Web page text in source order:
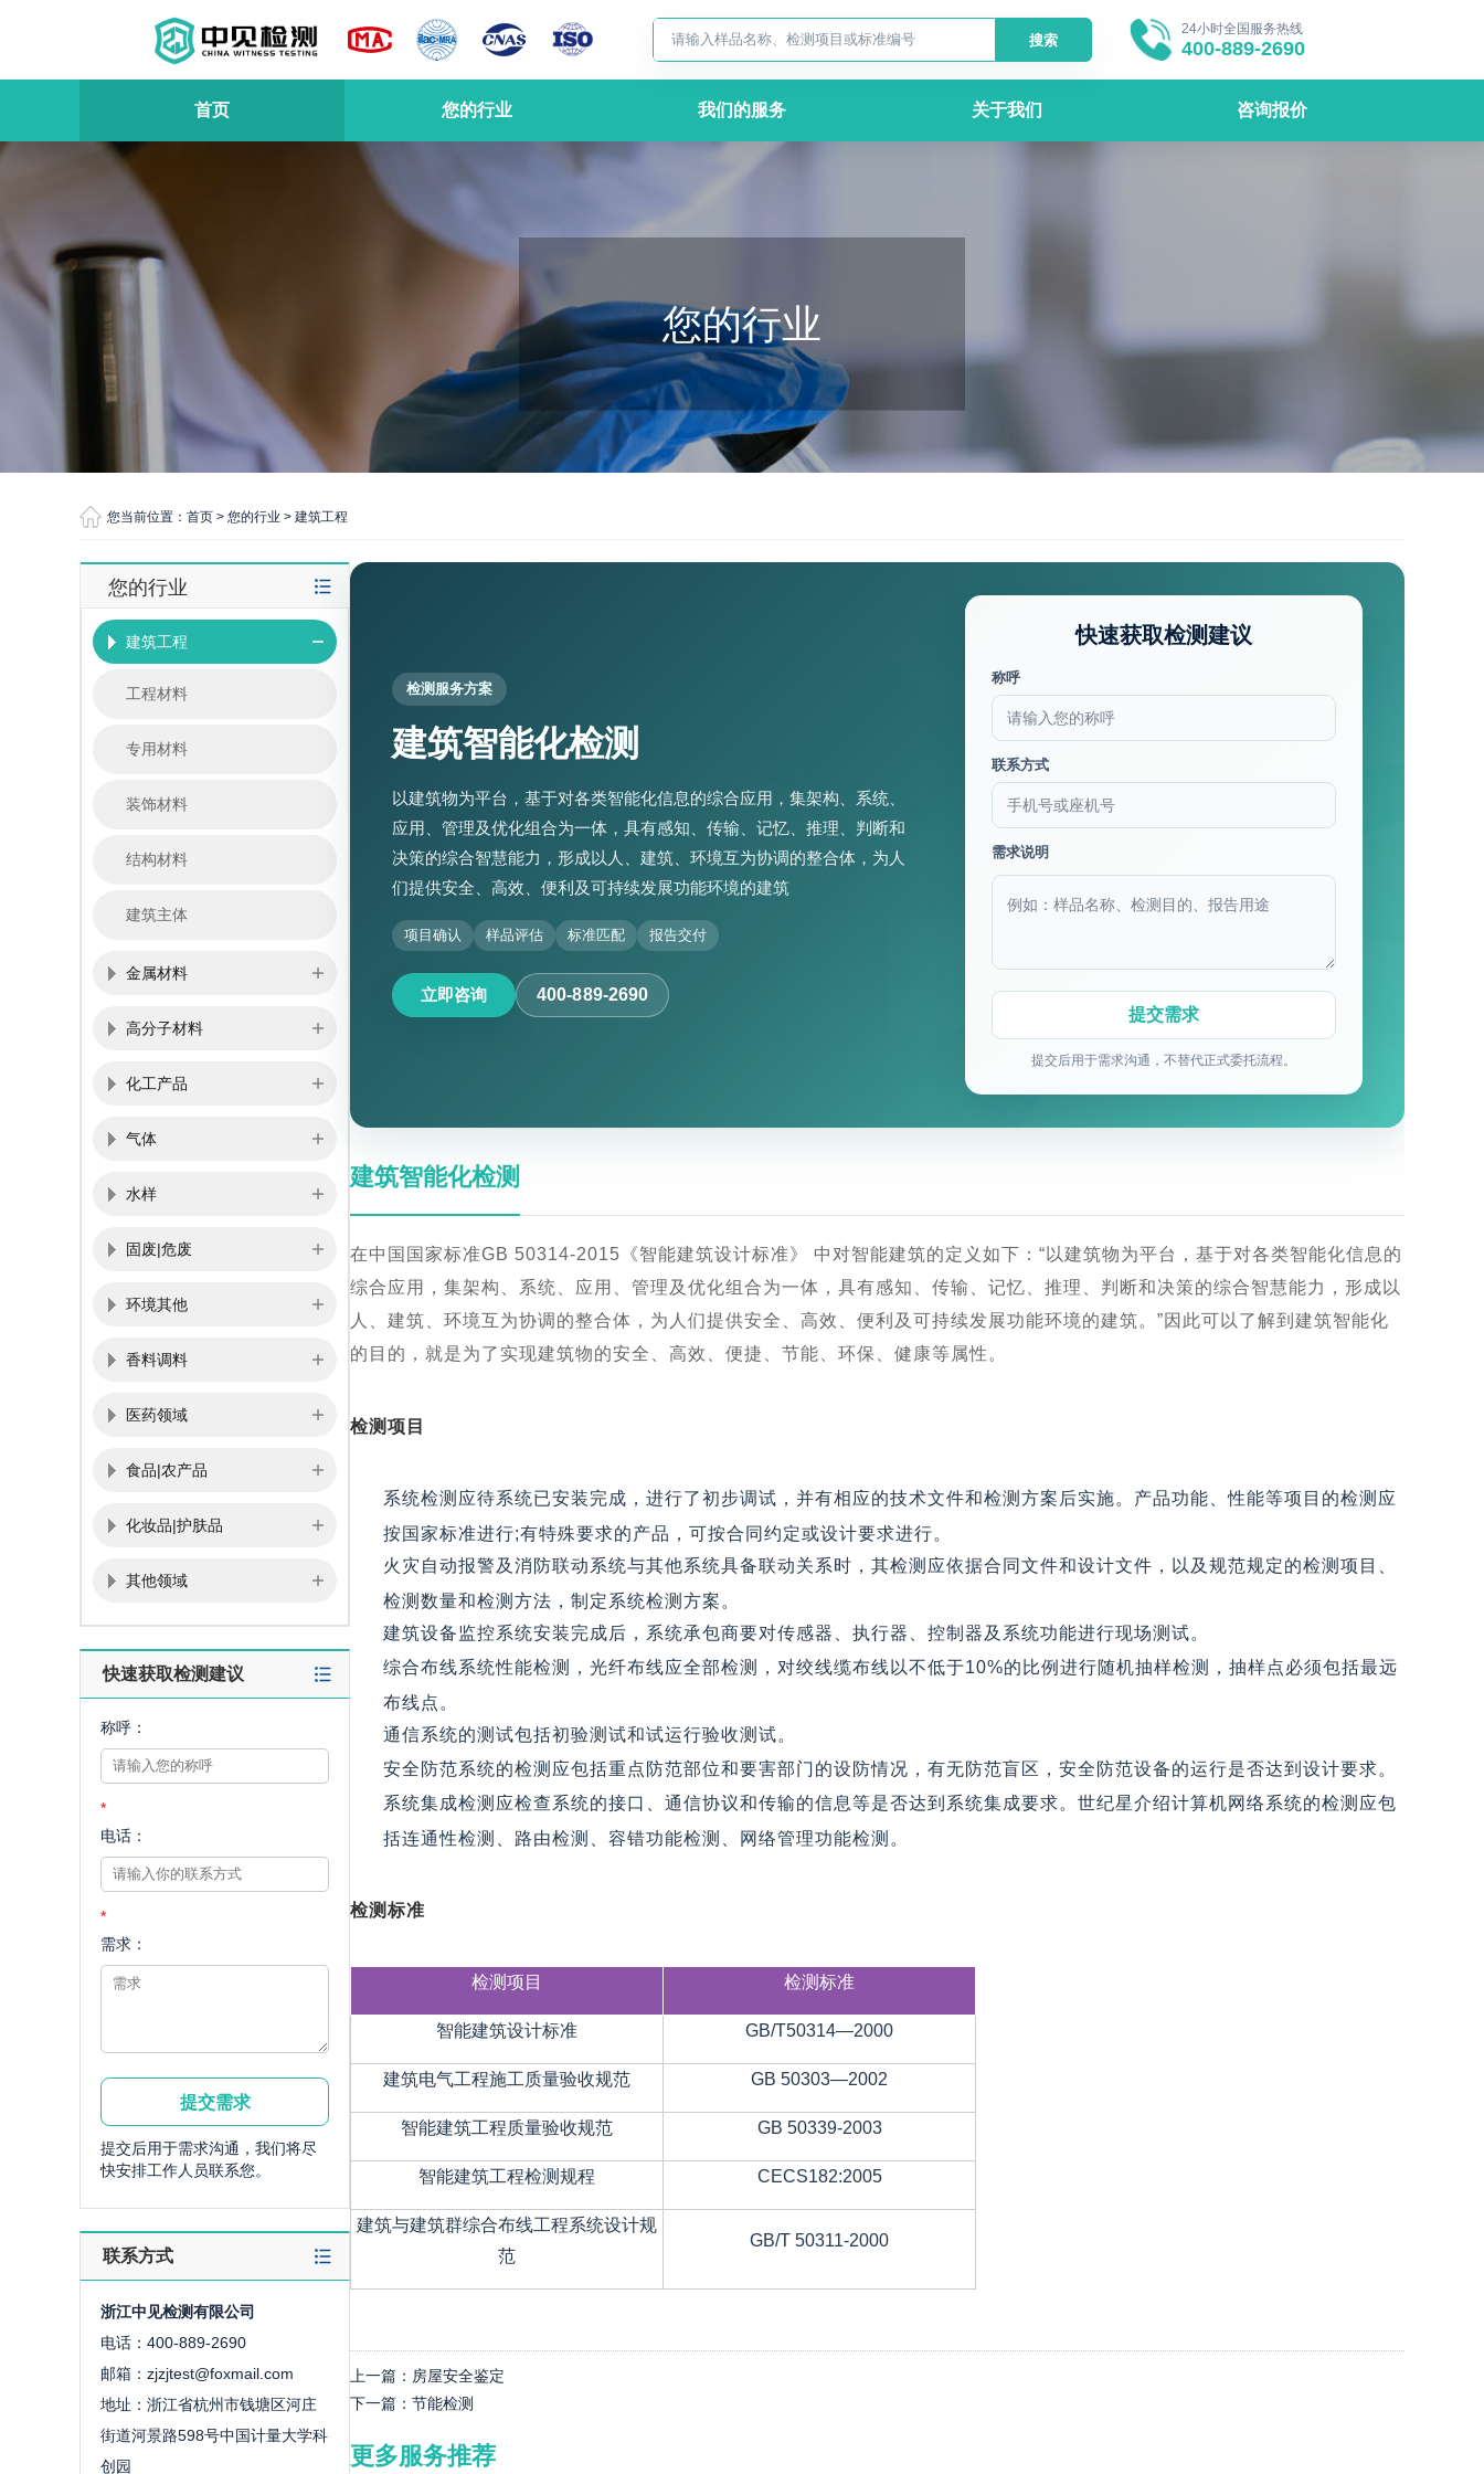
搜索
24小时全国服务热线
400-889-2690
首页 您的行业 我们的服务 关于我们 咨询报价
您的行业
您当前位置： 首页 > 您的行业 > 建筑工程
您的行业
建筑工程
工程材料
专用材料
装饰材料
结构材料
建筑主体
金属材料
高分子材料
化工产品
气体
水样
固废|危废
环境其他
香料调料
医药领域
食品|农产品
化妆品|护肤品
其他领域
快速获取检测建议
称呼：
*
电话：
*
需求：
提交后用于需求沟通，我们将尽
快安排工作人员联系您。
联系方式
浙江中见检测有限公司
电话：400-889-2690
邮箱：zjzjtest@foxmail.com
地址：浙江省杭州市钱塘区河庄
街道河景路598号中国计量大学科
创园
检测服务方案
建筑智能化检测
以建筑物为平台，基于对各类智能化信息的综合应用，集架构、系统、
应用、管理及优化组合为一体，具有感知、传输、记忆、推理、判断和
决策的综合智慧能力，形成以人、建筑、环境互为协调的整合体，为人
们提供安全、高效、便利及可持续发展功能环境的建筑
项目确认 样品评估 标准匹配 报告交付
立即咨询 400-889-2690
快速获取检测建议
称呼
联系方式
需求说明
提交后用于需求沟通，不替代正式委托流程。
建筑智能化检测
在中国国家标准GB 50314-2015《智能建筑设计标准》 中对智能建筑的定义如下：“以建筑物为平台，基于对各类智能化信息的
综合应用，集架构、系统、应用、管理及优化组合为一体，具有感知、传输、记忆、推理、判断和决策的综合智慧能力，形成以
人、建筑、环境互为协调的整合体，为人们提供安全、高效、便利及可持续发展功能环境的建筑。”因此可以了解到建筑智能化
的目的，就是为了实现建筑物的安全、高效、便捷、节能、环保、健康等属性。
检测项目
系统检测应待系统已安装完成，进行了初步调试，并有相应的技术文件和检测方案后实施。产品功能、性能等项目的检测应
按国家标准进行;有特殊要求的产品，可按合同约定或设计要求进行。
火灾自动报警及消防联动系统与其他系统具备联动关系时，其检测应依据合同文件和设计文件，以及规范规定的检测项目、
检测数量和检测方法，制定系统检测方案。
建筑设备监控系统安装完成后，系统承包商要对传感器、执行器、控制器及系统功能进行现场测试。
综合布线系统性能检测，光纤布线应全部检测，对绞线缆布线以不低于10%的比例进行随机抽样检测，抽样点必须包括最远
布线点。
通信系统的测试包括初验测试和试运行验收测试。
安全防范系统的检测应包括重点防范部位和要害部门的设防情况，有无防范盲区，安全防范设备的运行是否达到设计要求。
系统集成检测应检查系统的接口、通信协议和传输的信息等是否达到系统集成要求。世纪星介绍计算机网络系统的检测应包
括连通性检测、路由检测、容错功能检测、网络管理功能检测。
检测标准
检测项目 检测标准
智能建筑设计标准 GB/T50314—2000
建筑电气工程施工质量验收规范 GB 50303—2002
智能建筑工程质量验收规范 GB 50339-2003
智能建筑工程检测规程 CECS182:2005
建筑与建筑群综合布线工程系统设计规
范
GB/T 50311-2000
上一篇： 房屋安全鉴定
下一篇： 节能检测
更多服务推荐